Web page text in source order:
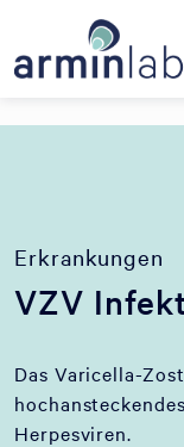
Erkrankungen
VZV
Das Varicella-
Herpesviren.